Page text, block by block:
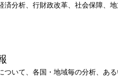
済分析、行財政改革、社会保障、
ついて、各国・地域毎の分析、あ